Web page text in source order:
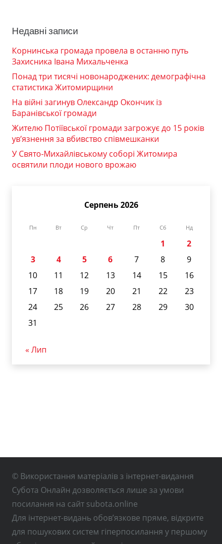
Недавні записи
Корнинська громада провела в останню путь
Захисника Івана Михальченка
Понад три тисячі новонароджених: демографічна
статистика Житомирщини
На війні загинув Олександр Окончик із
Баранівської громади
Жителю Потіївської громади загрожує до 15 років
ув’язнення за вбивство співмешканки
У Свято-Михайлівському соборі Житомира
освятили плоди нового врожаю
Серпень 2026
Пн Вт Ср Чт Пт Сб Нд
1
2
3
4 5 6 7 8
9
10
11 12 13 14 15
16
17
18 19 20 21 22
23
24
25 26 27 28 29
30
31
« Лип
© Використання матеріалів з інтернет-видання
Субота Онлайн дозволяється лише за умови
посилання на сайт subota.online
Для інтернет-видань обов’язкове пряме, відкрите
для пошукових систем гіперпосилання у першому